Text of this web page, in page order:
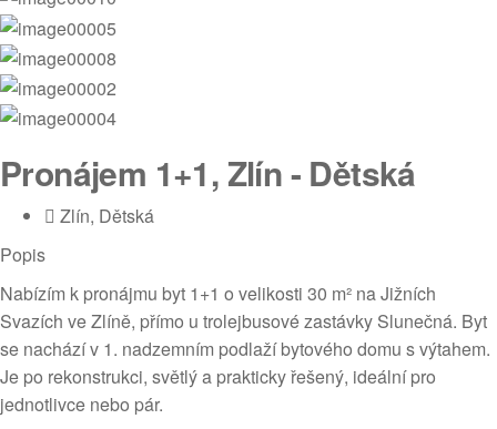
Pronájem 1+1, Zlín - Dětská
Zlín, Dětská
Popis
Nabízím k pronájmu byt 1+1 o velikosti 30 m² na Jižních
Svazích ve Zlíně, přímo u trolejbusové zastávky Slunečná. Byt
se nachází v 1. nadzemním podlaží bytového domu s výtahem.
Je po rekonstrukci, světlý a prakticky řešený, ideální pro
jednotlivce nebo pár.